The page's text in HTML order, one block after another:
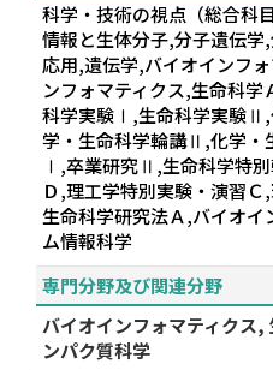
科学・技術の視点（総合科
情報と生体分子,分子遺伝
応用,遺伝学,バイオインフ
ンフォマティクス,生命科
科学実験Ⅰ,生命科学実験
学・生命科学輪講Ⅱ,化学
Ⅰ,卒業研究Ⅱ,生命科学特
Ｄ,理工学特別実験・演習
生命科学研究法Ａ,バイオイ
ム情報科学
専門分野及び関連分野
バイオインフォマティクス
ンパク質科学